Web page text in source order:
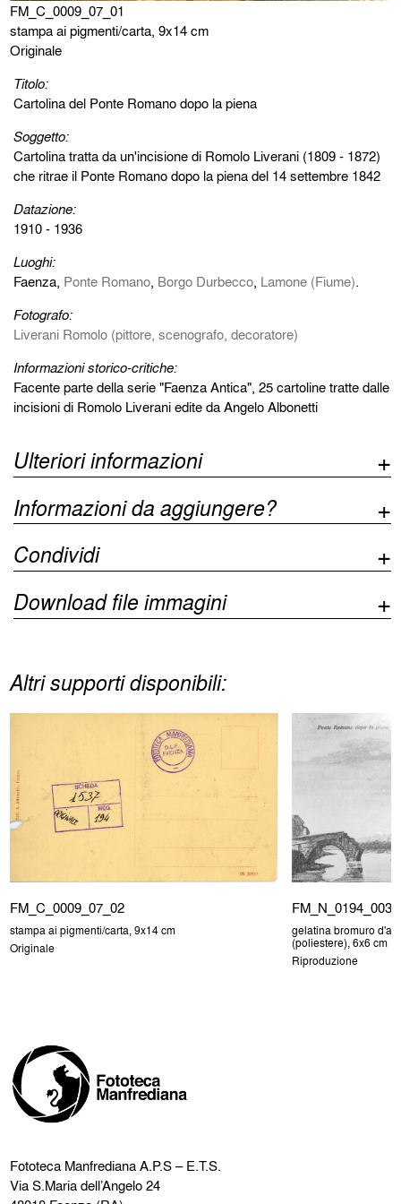
FM_C_0009_07_01
stampa ai pigmenti/carta, 9x14 cm
Originale
Titolo:
Cartolina del Ponte Romano dopo la piena
Soggetto:
Cartolina tratta da un'incisione di Romolo Liverani (1809 - 1872)
che ritrae il Ponte Romano dopo la piena del 14 settembre 1842
Datazione:
1910 - 1936
Luoghi:
Faenza, Ponte Romano, Borgo Durbecco, Lamone (Fiume).
Fotografo:
Liverani Romolo (pittore, scenografo, decoratore)
Informazioni storico-critiche:
Facente parte della serie "Faenza Antica", 25 cartoline tratte dalle
incisioni di Romolo Liverani edite da Angelo Albonetti
Ulteriori informazioni
Informazioni da aggiungere?
Condividi
Download file immagini
Altri supporti disponibili:
FM_C_0009_07_02
stampa ai pigmenti/carta, 9x14 cm
Originale
gelatina bromuro
(poliestere), 6x6 cm
Riproduzione
Fototeca ManfredianaA.P.S – E.T.S.
Via S.Maria dell’Angelo 24